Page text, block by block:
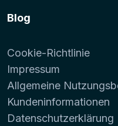
Blog
Cookie-Richtlinie
Impressum
Allgemeine
Kundeninformationen
Datenschutzerklärung